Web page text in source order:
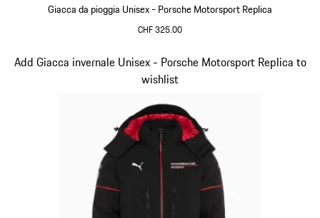
Giacca da pioggia Unisex - Porsche Motorsport Replica
CHF 325.00
Add Giacca invernale Unisex - Porsche Motorsport Replica to
wishlist
Diapositiva 6 di 20